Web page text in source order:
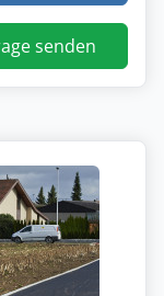
senden